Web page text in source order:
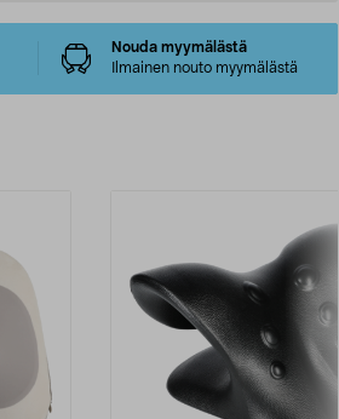
Nouda myymälästä
Ilmainen nouto myymälästä